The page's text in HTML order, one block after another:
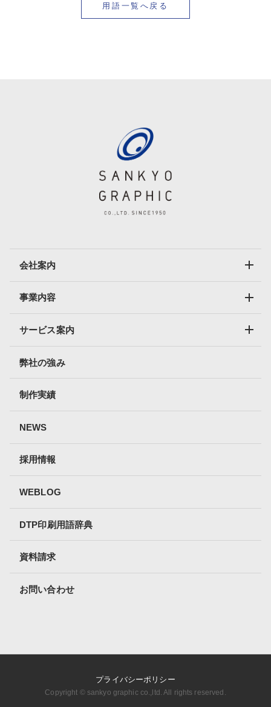
用語一覧へ戻る
会社案内
事業内容
サービス案内
弊社の強み
制作実績
NEWS
採用情報
WEBLOG
DTP印刷用語辞典
資料請求
お問い合わせ
Copyright ©︎ sankyo graphic co.,ltd. All rights reserved.
プライバシーポリシー